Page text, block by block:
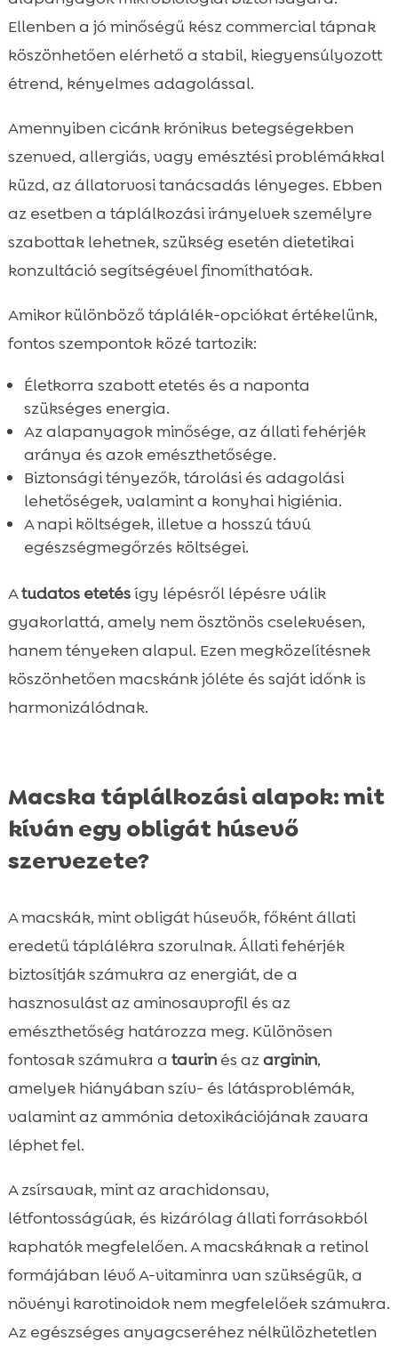
Ellenben a jó minőségű kész commercial tápnak
köszönhetően elérhető a stabil, kiegyensúlyozott
étrend, kényelmes adagolással.
Amennyiben cicánk krónikus betegségekben
szenved, allergiás, vagy emésztési problémákkal
küzd, az állatorvosi tanácsadás lényeges. Ebben
az esetben a táplálkozási irányelvek személyre
szabottak lehetnek, szükség esetén dietetikai
konzultáció segítségével finomíthatóak.
Amikor különböző táplálék-opciókat értékelünk,
fontos szempontok közé tartozik:
Életkorra szabott etetés és a naponta
szükséges energia.
Az alapanyagok minősége, az állati fehérjék
aránya és azok emészthetősége.
Biztonsági tényezők, tárolási és adagolási
lehetőségek, valamint a konyhai higiénia.
A napi költségek, illetve a hosszú távú
egészségmegőrzés költségei.
Atudatos etetésígy lépésről lépésre válik
gyakorlattá, amely nem ösztönös cselekvésen,
hanem tényeken alapul. Ezen megközelítésnek
köszönhetően macskánk jóléte és saját időnk is
harmonizálódnak.
Macska táplálkozási alapok: mit
kíván egy obligát húsevő
szervezete?
A macskák, mint obligát húsevők, főként állati
eredetű táplálékra szorulnak. Állati fehérjék
biztosítják számukra az energiát, de a
hasznosulást az aminosavprofil és az
emészthetőség határozza meg. Különösen
fontosak számukra a taurinés azarginin,
amelyek hiányában szív- és látásproblémák,
valamint az ammónia detoxikációjának zavara
léphet fel.
A zsírsavak, mint az arachidonsav,
létfontosságúak, és kizárólag állati forrásokból
kaphatók megfelelően. A macskáknak a retinol
formájában lévő A-vitaminra van szükségük, a
növényi karotinoidok nem megfelelőek számukra.
Az egészséges anyagcseréhez nélkülözhetetlen